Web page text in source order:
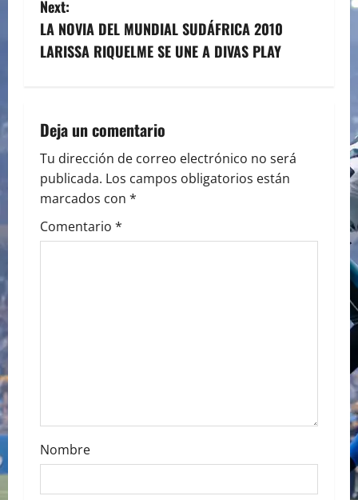
s
t
v
i
g
a
Next:
LA NOVIA DEL MUNDIAL SUDÁFRICA 2010
LARISSA RIQUELME SE UNE A DIVAS PLAY
Deja un comentario
Tu dirección de correo electrónico no será
publicada. Los campos obligatorios están
marcados con *
Comentario *
Nombre